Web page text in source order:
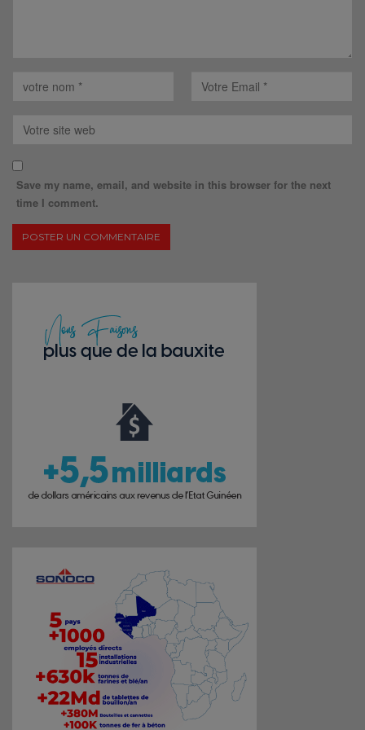
Save my name, email, and website in this browser for the next
time I comment.